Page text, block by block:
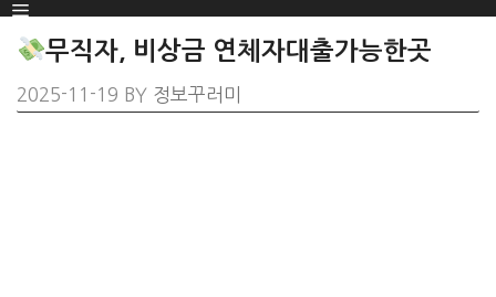
SKIP
TO
Menu
무직자, 비상금 연체자대출가능한곳
2025-11-19 BY 정보꾸러미